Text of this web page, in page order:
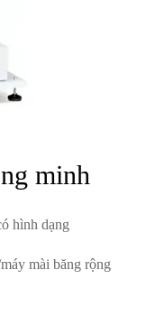
minh
hình dạng
mài băng rộng